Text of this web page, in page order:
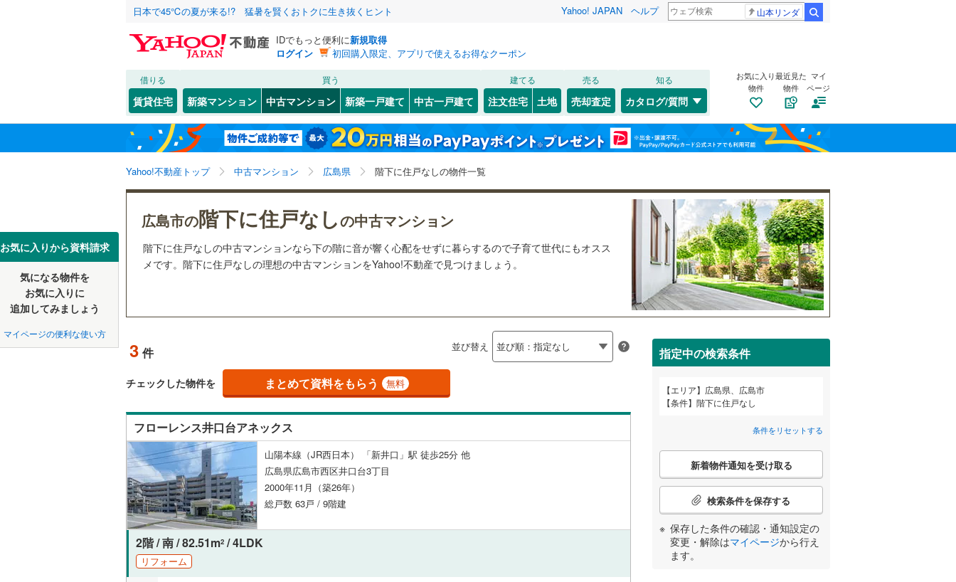
日本で45℃の夏が来る!? 猛暑を賢くおトクに生き抜くヒント Yahoo! JAPAN ヘルプ 山本リンダ
IDでもっと便利に新規取得
ログイン
初回購入限定、アプリで使えるお得なクーポン
借りる
賃貸住宅
買う
新築マンション 中古マンション 新築一戸建て 中古一戸建て
建てる
注文住宅 土地
売る
売却査定
知る
カタログ/質問
お気に入り
物件
最近見た
物件
マイ
ページ
Yahoo!不動産トップ 中古マンション 広島県 階下に住戸なしの物件一覧
お気に入りから資料請求
気になる物件を
お気に入りに
追加してみましょう
マイページの便利な使い方
広島市の階下に住戸なしの中古マンション
階下に住戸なしの中古マンションなら下の階に音が響く心配をせずに暮らするので子育て世代にもオスス
メです。階下に住戸なしの理想の中古マンションをYahoo!不動産で見つけましょう。
3 件 並び替え
チェックした物件を まとめて資料をもらう 無料
フローレンス井口台アネックス
山陽本線（JR西日本） 「新井口」駅 徒歩25分 他
広島県広島市西区井口台3丁目
2000年11月（築26年）
総戸数 63戸 / 9階建
2階 / 南 / 82.51m2 / 4LDK
リフォーム
指定中の検索条件
エリア
広島県、広島市
条件
階下に住戸なし
条件をリセットする
こ
検
条
件
新着物件通知を受け取る
検索条件を保存する
保存した条件の確認・通知設定の
変更・解除はマイページから行え
ます。
北海道 北海道
東北 青森 岩手 宮城 秋田 山形 福島
関東 東京 神奈川 埼玉
信越・北陸 新潟
東海 愛知 岐阜 静岡 三重
和歌山
中国 鳥取 島根 岡山 広島 山口
高知
福岡 佐賀 長崎 鹿児島
該当物件0件 条件をリセットする
広島市 中区(0) 東区(1) 南区(0)
西区(2) 安佐南区(0) 安佐北区(0)
安芸区
(0 佐伯区
広島県のそのほ
かの地域
呉市(0) 三原市
)
尾道市(0) 福山市(0) 府中市(0)
三次市(0) 庄原市( 0) 大竹市(0)
安芸高田市(0)
安芸郡坂町( 0) 山県郡安芸太田町(
山県郡北広島町( 0)
該当物件0件 条件をリセットする
該当物件0件 条件をリセットする
JR 山陽本線（JR西日本）(2) 芸備線(0) 福塩線(0)
呉線(0) 可部線(0) 木次線(0)
山陽新幹線(0 )
広島電鉄横川線
広島電鉄皆実線(0)
広島電鉄循環線(0)
広島高速交通アストラムライン(0)
該当物件0件 条件をリセットする
該当物件0件 条件をリセットする
こだわり条件 リフォーム、リノベーション
リノベーション・リフォーム
（2）
築古・築30年以上（2）
共用設備
宅配ボックスあり 自転車置き場（2）
トランクルーム （ 0 ） バイク置き場（2）
駐車場空きあり（近隣を含む）
オートロック 防犯カメラ（0）
管理・管理規約
24時間有人管理（0）
配置、向き、建ち方、日当たり
2階以上（2）
階下に住戸なし（ ） メゾネット 最上階（0）
構造・規模・施工・品質・工法関連
制震構造（0）
低層マンション（4階建て以
下）（1
該当物件0件 条件をリセットする
検索条件を保存しました
この検索条件の新着物件通知は、 マイページから設定できます。
保存した条件を見る
広島県、広島市、階下に住戸なし
検索条件を保存する
マイページ
閉じる お気に入りリストを見る
閉じる
閉じる お気に入りリストを見る
閉じる